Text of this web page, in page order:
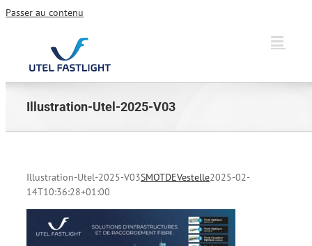
Passer au contenu
Illustration-Utel-2025-V03
Illustration-Utel-2025-V03SMOTDEVestelle2025-02-
14T10:36:28+01:00